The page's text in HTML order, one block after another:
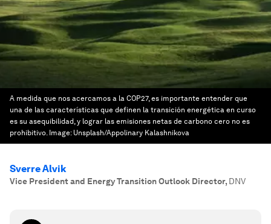
A medida que nos acercamos a la COP27, es importante entender que
una de las características que definen la transición energética en curso
es su asequibilidad, y lograr las emisiones netas de carbono cero no es
prohibitivo. Image: Unsplash/Appolinary Kalashnikova
Sverre Alvik
Vice President and Energy Transition Outlook Director, DNV